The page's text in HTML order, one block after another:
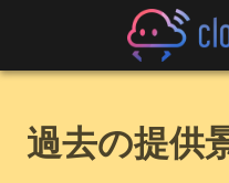
過去の提供